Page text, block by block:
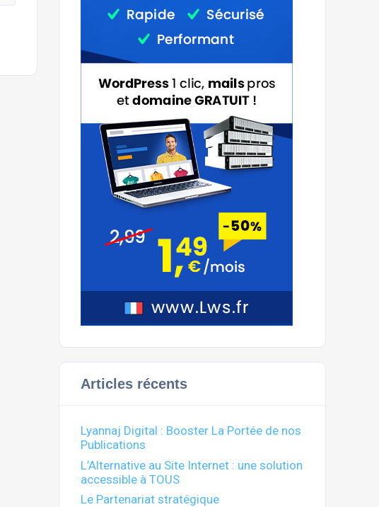
Articles récents
Lyannaj Digital : Booster La Portée de nos
Publications
L’Alternative au Site Internet : une solution
accessible à TOUS
Le Partenariat stratégique